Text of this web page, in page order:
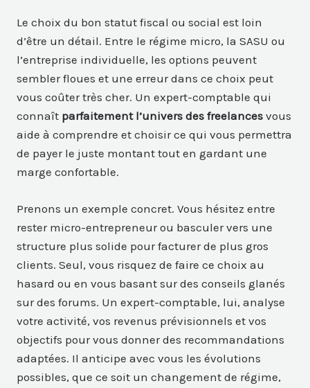
Le choix du bon statut fiscal ou social est loin
d’être un détail. Entre le régime micro, la SASU ou
l’entreprise individuelle, les options peuvent
sembler floues et une erreur dans ce choix peut
vous coûter très cher. Un expert-comptable qui
connaît parfaitement l’univers des freelances vous
aide à comprendre et choisir ce qui vous permettra
de payer le juste montant tout en gardant une
marge confortable.
Prenons un exemple concret. Vous hésitez entre
rester micro-entrepreneur ou basculer vers une
structure plus solide pour facturer de plus gros
clients. Seul, vous risquez de faire ce choix au
hasard ou en vous basant sur des conseils glanés
sur des forums. Un expert-comptable, lui, analyse
votre activité, vos revenus prévisionnels et vos
objectifs pour vous donner des recommandations
adaptées. Il anticipe avec vous les évolutions
possibles, que ce soit un changement de régime,